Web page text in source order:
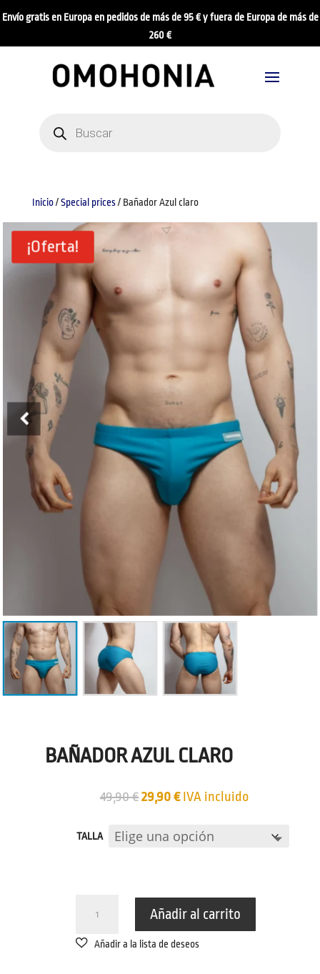
Envío gratis en Europa en pedidos de más de 95 € y fuera de Europa de más de
260 €
productos
Inicio/Special prices/ Bañador Azul claro
¡Oferta!
BAÑADOR AZUL CLARO
49,90€El
original
29,90€El
actual
IVA incluido
TALLA
CLARO
Añadir al carrito